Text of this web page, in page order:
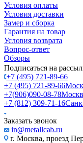
Условия оплаты
Условия доставки
Замер и сборка
Гарантия на товар
Условия возврата
Вопрос-ответ
Обзоры
Подписаться на
+7 (495) 721-89-66
+7 (495) 721-89-66
+7(906)090-08-78
+7 (812) 309-71-16
Заказать звонок
in@metallcab.ru
г. Москва, проезд